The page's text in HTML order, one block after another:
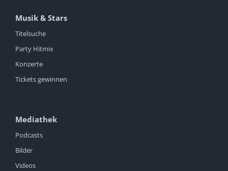
Musik & Stars
Titelsuche
Party Hitmix
Konzerte
Tickets gewinnen
Mediathek
Podcasts
Bilder
Videos